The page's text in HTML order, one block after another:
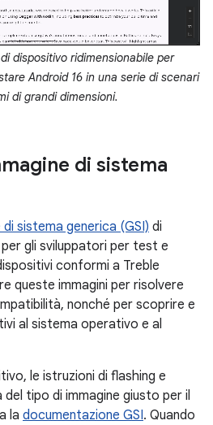
dispositivo ridimensionabile per
Android 16 in una serie di scenari
di grandi dimensioni.
di sistema
di sistema generica (GSI) di
gli sviluppatori per test e
conformi a Treble
queste immagini per risolvere
nonché per scoprire e
al sistema operativo e al
le istruzioni di flashing e
tipo di immagine giusto per il
la documentazione GSI. Quando